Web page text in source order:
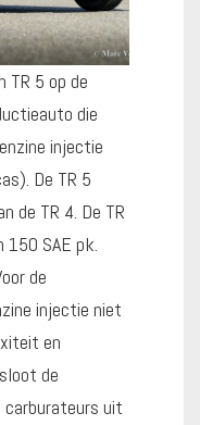
TR 5 op de
die
injectie
De TR 5
de TR 4. De TR
150 SAE pk.
de
injectie niet
en
de
uit